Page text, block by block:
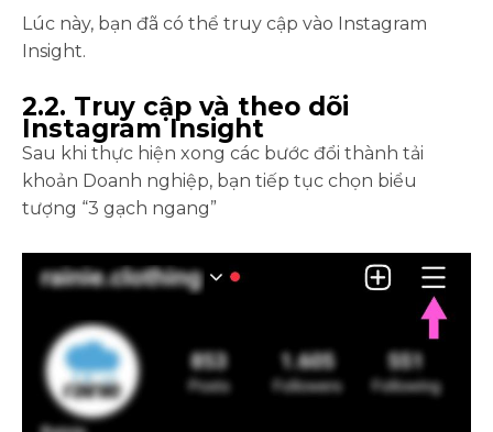
Lúc này, bạn đã có thể truy cập vào Instagram
Insight.
2.2. Truy cập và theo dõi
Instagram Insight
Sau khi thực hiện xong các bước đổi thành tải
khoản Doanh nghiệp, bạn tiếp tục chọn biểu
tượng “3 gạch ngang”